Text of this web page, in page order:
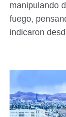
manipulando
fuego,
indicaron